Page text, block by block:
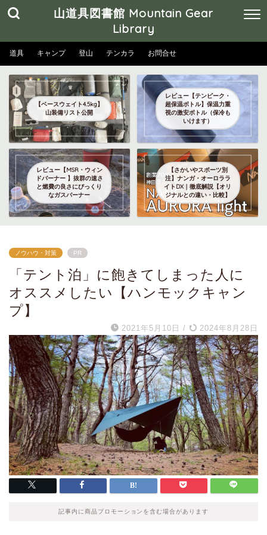
山道具図書館 Mountain Gear
Library
道具 キャンプ 登山 テンカラ お問合せ
【ベースウェイト4.5kg】
山装備リスト公開
レビュー【テンピーク・
超保温ボトル】保温力重
視の激安ボトル（保冷も
いけます）
レビュー【MSR・ウィン
ドバーナー 】抜群の速さ
と燃費の良さにびっくり
なガスバーナー
【さかいやスポーツ別
注】ナンガ・オーロララ
イトDX｜徹底解説【オリ
ジナルとの違い・比較】
ノウハウ・対策 PR
「テント泊」に飽きてしまった人に
オススメしたい【ハンモックキャン
プ】
2021年5月10日 / 2024年8月28日
記事内に商品プロモーションを含む場合があります